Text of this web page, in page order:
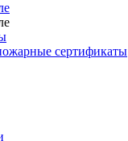
сертификаты